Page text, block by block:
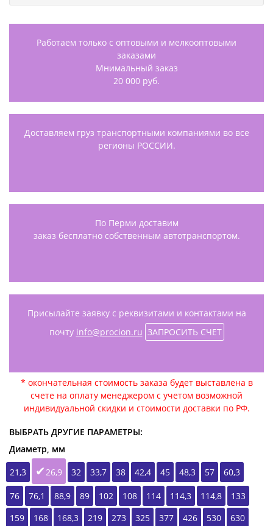
Работаем только с оптовыми и мелкооптовыми
заказами
Мнимальный заказ
20 000 руб.
Доставляем груз транспортными компаниями во все
регионы РОССИИ.
По Перми доставим
заказ бесплатно собственным автотранспортом.
Присылайте заявку с реквизитами и контактами на
почту info@procion.ru ЗАПРОСИТЬ СЧЕТ
* окончательная стоимость заказа будет выставлена в
счете на оплату менеджером с учетом возможной
индивидуальной скидки и стоимости доставки по РФ.
ВЫБРАТЬ ДРУГИЕ ПАРАМЕТРЫ:
Диаметр, мм
21,3
26,9 32 33,7 38 42,4 45 48,3 57 60,3
76 76,1 88,9 89 102 108 114 114,3 114,8
133
159
168 168,3 219 273 325 377 426 530
630